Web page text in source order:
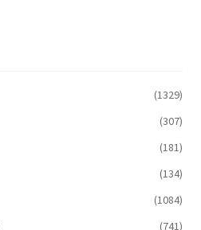
(1329)
(307)
(181)
(134)
(1084)
(741)